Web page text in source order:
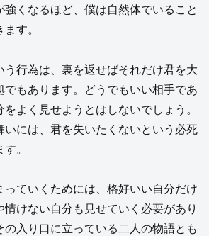
強くなるほど、僕は自然体でいること
す。
う行為は、裏を返せばそれだけ君を大
でもあります。どうでもいい相手であ
よく見せようとはしないでしょう。
いには、君を失いたくないという必死
。
っていくためには、格好いい自分だけ
情けない自分も見せていく必要があり
の入り口に立っている二人の物語とも